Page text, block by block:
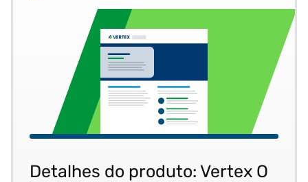
Detalhes do produto: Vertex O